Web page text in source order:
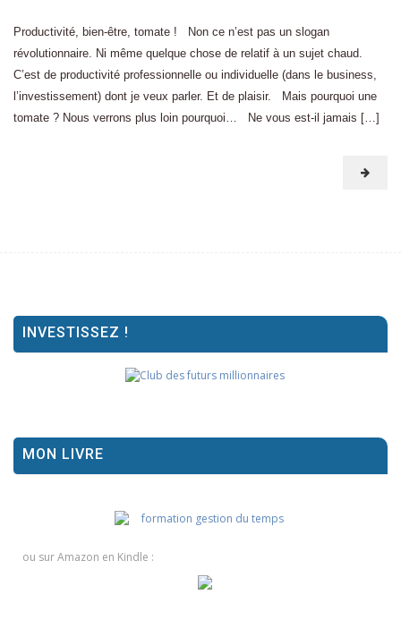
Productivité, bien-être, tomate ! Non ce n’est pas un slogan
révolutionnaire. Ni même quelque chose de relatif à un sujet chaud.
C’est de productivité professionnelle ou individuelle (dans le business,
l’investissement) dont je veux parler. Et de plaisir. Mais pourquoi une
tomate ? Nous verrons plus loin pourquoi… Ne vous est-il jamais […]
INVESTISSEZ !
MON LIVRE
ou sur Amazon en Kindle :